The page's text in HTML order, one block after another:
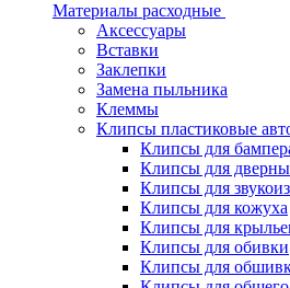
Материалы расходные
Аксессуары
Вставки
Заклепки
Замена пыльника
Клеммы
Клипсы пластиковые
Клипсы для
Клипсы для
Клипсы для
Клипсы для кожуха
Клипсы для
Клипсы для обивки
Клипсы для